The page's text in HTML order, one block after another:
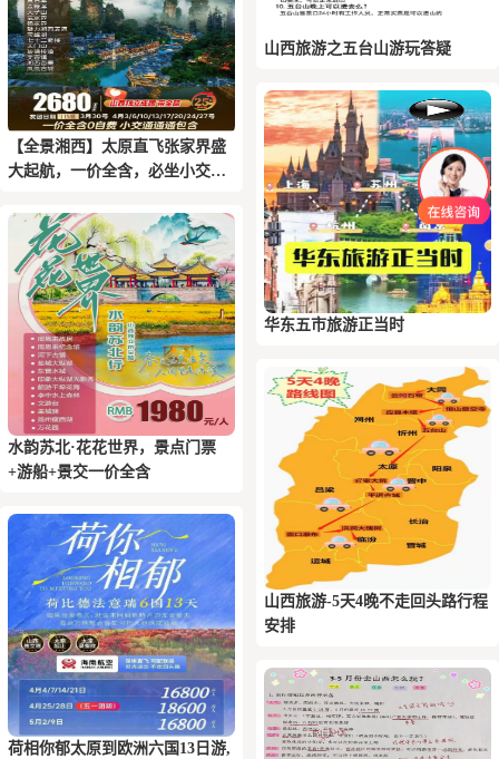
【全景湘西】太原直飞张家界盛
大起航，一价全含，必坐小交通
水韵苏北·花花世界，景点门票
+游船+景交一价全含
荷相你‬郁太原到欧洲六国13日游,
山西旅游之五台山游玩答疑
华东五市旅游正当时
山西旅游-5天4晚不走回头路行程
安排